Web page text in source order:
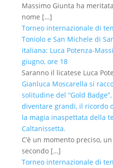
Massimo Giunta ha
nome […]
Torneo internazionale di
Toniolo e San Michele di
italiana: Luca Potenza-
giugno, ore 18
Saranno il licatese Luca
Gianluca Moscarella si
solitudine del “Gold
diventare grandi, il ricordo
la magia inaspettata della
Caltanissetta.
C’è un momento preciso,
secondo […]
Torneo internazionale di